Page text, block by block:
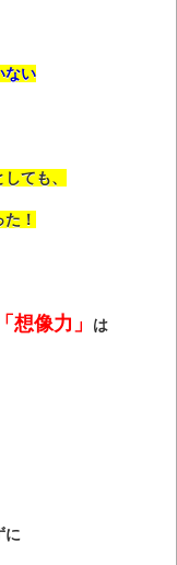
ない
ても、
！
想像力」
は
に